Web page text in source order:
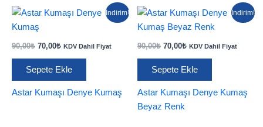
İndirim!
90,00₺ Orijinal
90,00₺.
70,00₺Şu
fiyat:
70,00₺.
KDV Dahil Fiyat
Sepete Ekle
Astar Kumaşı Denye Kumaş
İndirim!
90,00₺ Orijinal
90,00₺.
70,00₺Şu
fiyat:
70,00₺.
KDV Dahil Fiyat
Sepete Ekle
Astar Kumaşı Denye Kumaş
Beyaz Renk